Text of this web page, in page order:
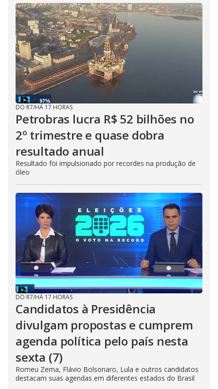
DO R7/HÁ 17 HORAS
Petrobras lucra R$ 52 bilhões no
2º trimestre e quase dobra
resultado anual
Resultado foi impulsionado por recordes na produção de
óleo
DO R7/HÁ 17 HORAS
Candidatos à Presidência
divulgam propostas e cumprem
agenda política pelo país nesta
sexta (7)
Romeu Zema, Flávio Bolsonaro, Lula e outros candidatos
destacam suas agendas em diferentes estados do Brasil